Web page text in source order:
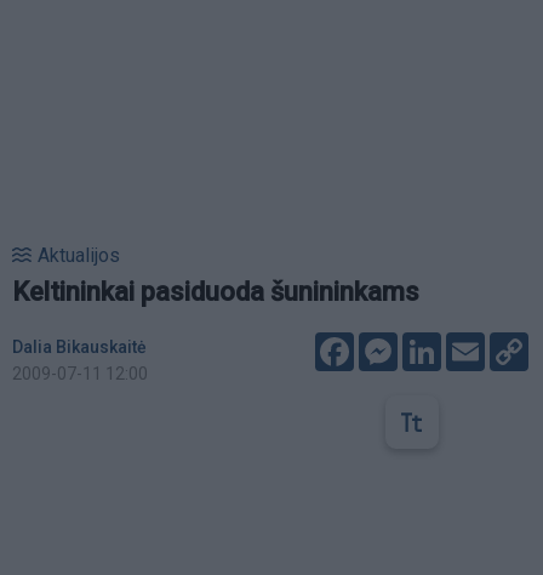
Aktualijos
Keltininkai pasiduoda šunininkams
Dalia Bikauskaitė
2009-07-11 12:00
FacebookMessenger
LinkedIn
Email